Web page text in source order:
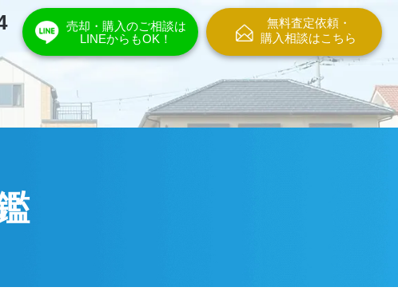
売却・購入のご相談は
LINEからもOK！
無料査定依頼・
購入相談はこちら